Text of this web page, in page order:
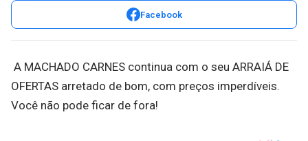
Facebook
A MACHADO CARNES continua com o seu ARRAIÁ DE
OFERTAS arretado de bom, com preços imperdíveis.
Você não pode ficar de fora!